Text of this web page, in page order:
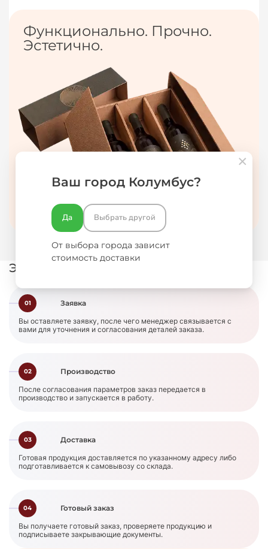
Функционально. Прочно.
Эстетично.
Этапы взаимодействия
01
Заявка
Вы оставляете заявку, после чего менеджер связывается с
вами для уточнения и согласования деталей заказа.
02
Производство
После согласования параметров заказ передается в
производство и запускается в работу.
03
Доставка
Готовая продукция доставляется по указанному адресу либо
подготавливается к самовывозу со склада.
04
Готовый заказ
Вы получаете готовый заказ, проверяете продукцию и
подписываете закрывающие документы.
Ваш город Колумбус?
Да Выбрать другой
От выбора города зависит
стоимость доставки